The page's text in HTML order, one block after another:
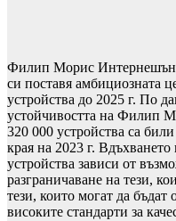
Филип Морис
си поставя амбициозната
устройства до 2025 г. По
устойчивостта на Филип
320 000 устройства са
края на 2023 г.
устройства зависи от
разграничаване на тези,
тези, които могат да бъдат
високите стандарти за